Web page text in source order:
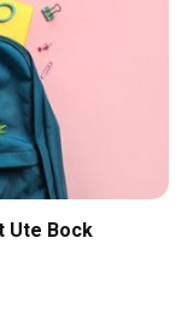
Ute Bock